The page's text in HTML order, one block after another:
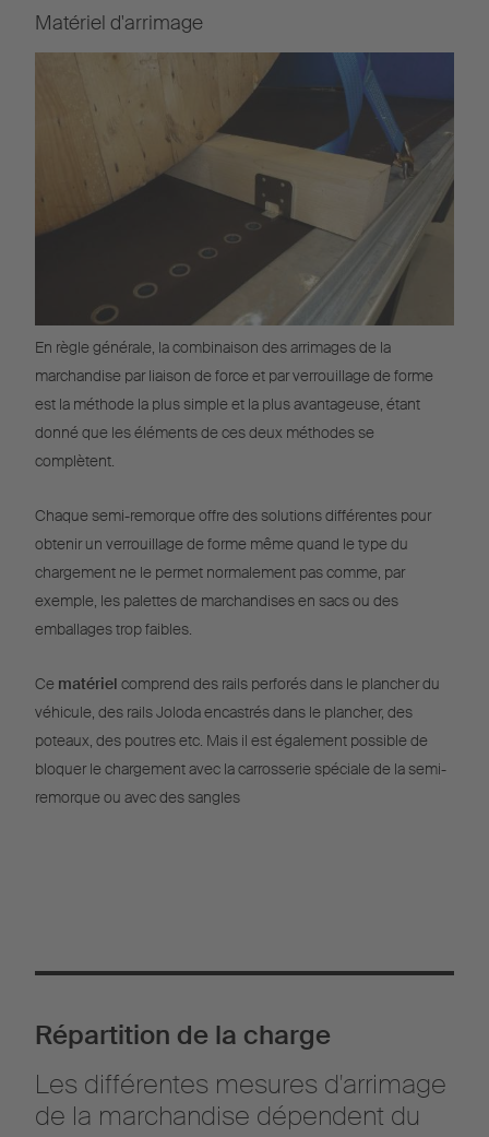
Matériel d'arrimage
En règle générale, la combinaison des arrimages de la
marchandise par liaison de force et par verrouillage de forme
est la méthode la plus simple et la plus avantageuse, étant
donné que les éléments de ces deux méthodes se
complètent.
Chaque semi-remorque offre des solutions différentes pour
obtenir un verrouillage de forme même quand le type du
chargement ne le permet normalement pas comme, par
exemple, les palettes de marchandises en sacs ou des
emballages trop faibles.
Ce matériel comprend des rails perforés dans le plancher du
véhicule, des rails Joloda encastrés dans le plancher, des
poteaux, des poutres etc. Mais il est également possible de
bloquer le chargement avec la carrosserie spéciale de la semi-
remorque ou avec des sangles
Répartition de la charge
Les différentes mesures d'arrimage
de la marchandise dépendent du